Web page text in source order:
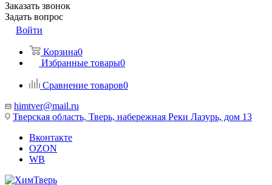
Заказать звонок
Задать вопрос
Войти
Корзина0
Избранные товары0
Сравнение товаров0
himtver@mail.ru
Тверская область, Тверь, набережная Реки Лазурь, дом 13
Вконтакте
OZON
WB